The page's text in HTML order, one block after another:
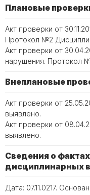
Плановые
Акт проверки от
Протокол №2
Акт проверки от
нарушения. Протокол
Внеплановые
Акт проверки от
выявлено.
Акт проверки от
выявлено.
Сведения о
дисциплинарных
Дата: 07.11.0217.